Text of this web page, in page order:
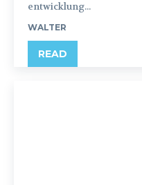
entwicklung...
WALTER
READ